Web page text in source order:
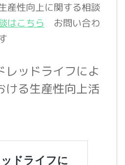
産性向上に関する相談
はこちら お問い合わ
レッドライフによ
ける生産性向上活